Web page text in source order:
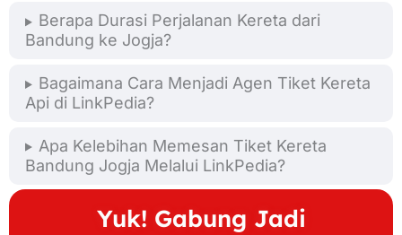
Berapa Durasi Perjalanan Kereta dari
Bandung ke Jogja?
Bagaimana Cara Menjadi Agen Tiket Kereta
Api di LinkPedia?
Apa Kelebihan Memesan Tiket Kereta
Bandung Jogja Melalui LinkPedia?
Yuk! Gabung Jadi